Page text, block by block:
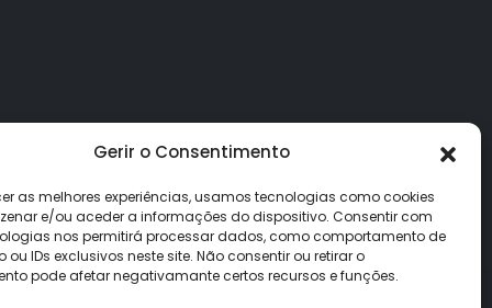
Gerir o Consentimento
as melhores experiências, usamos tecnologias como cookies
e/ou aceder a informações do dispositivo. Consentir com
nos permitirá processar dados, como comportamento de
IDs exclusivos neste site. Não consentir ou retirar o
pode afetar negativamante certos recursos e funções.